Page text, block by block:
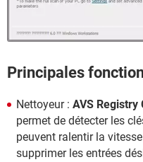
Principales
Nettoyeur : AVS Registry
permet de détecter les
peuvent ralentir la
supprimer les entrées